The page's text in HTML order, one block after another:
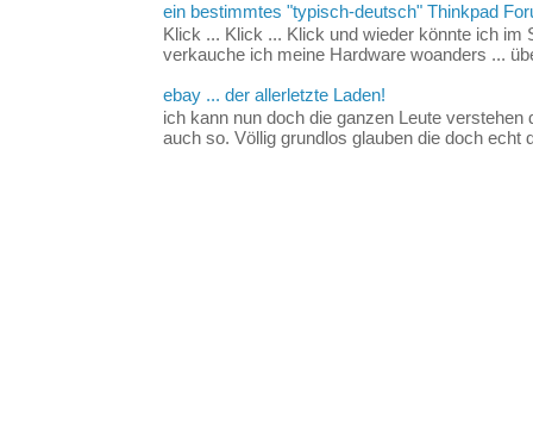
ein bestimmtes "typisch-deutsch" Thinkpad
Klick ... Klick ... Klick und wieder könnte ich im
verkauche ich meine Hardware woanders ...
ebay ... der allerletzte Laden!
ich kann nun doch die ganzen Leute
auch so. Völlig grundlos glauben die doch echt